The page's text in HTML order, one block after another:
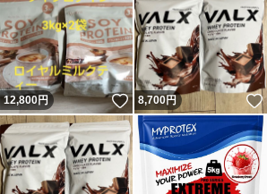
いね！
12,800円 いいね！
8,700円